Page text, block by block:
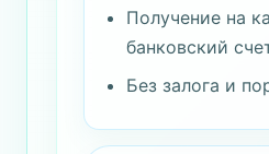
Получение на
банковский
Без залога и